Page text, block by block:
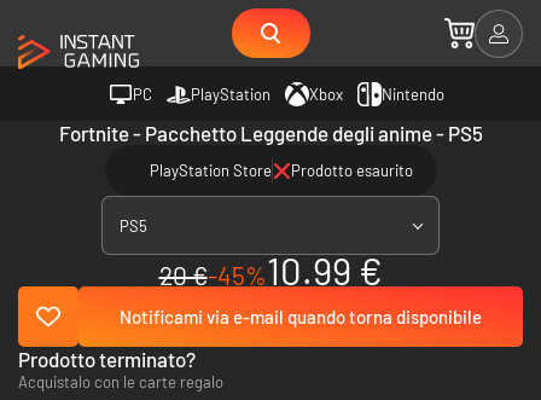
PC PlayStation Xbox Nintendo
Fortnite - Pacchetto Leggende degli anime - PS5
PlayStation Store Prodotto esaurito
PS5
20 €-45%10.99 €
Notificami via e-mail quando torna disponibile
Prodotto terminato?
Acquistalo con le carte regalo